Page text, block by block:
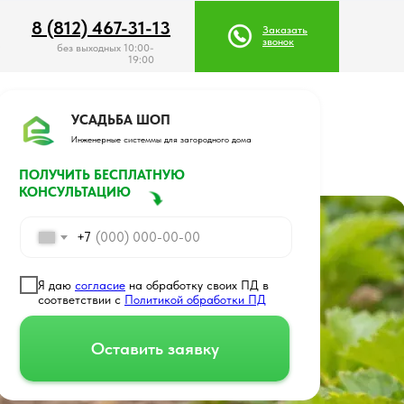
Заказать
звонок
без выходных 10:00-
19:00
8 (812) 467-31-13
Заказать
звонок
8 (812) 467-31-13
ПОЛУЧИТЬ БЕСПЛАТНУЮ
КОНСУЛЬТАЦИЮ
Оставить заявку
Инженерные системмы для загородного дома
+7
Я даю согласие на обработку своих ПД в
соответствии с Политикой обработки ПД
УСАДЬБА ШОП